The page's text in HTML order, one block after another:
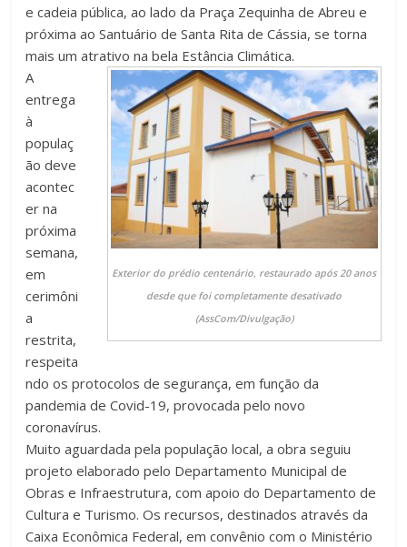
e cadeia pública, ao lado da Praça Zequinha de Abreu e
próxima ao Santuário de Santa Rita de Cássia, se torna
mais um atrativo na bela Estância Climática.
Exterior do prédio centenário, restaurado após 20 anos
desde que foi completamente desativado
(AssCom/Divulgação)
A
entrega
à
populaç
ão deve
acontec
er na
próxima
semana,
em
cerimôni
a
restrita,
respeita
ndo os protocolos de segurança, em função da
pandemia de Covid-19, provocada pelo novo
coronavírus.
Muito aguardada pela população local, a obra seguiu
projeto elaborado pelo Departamento Municipal de
Obras e Infraestrutura, com apoio do Departamento de
Cultura e Turismo. Os recursos, destinados através da
Caixa Econômica Federal, em convênio com o Ministério